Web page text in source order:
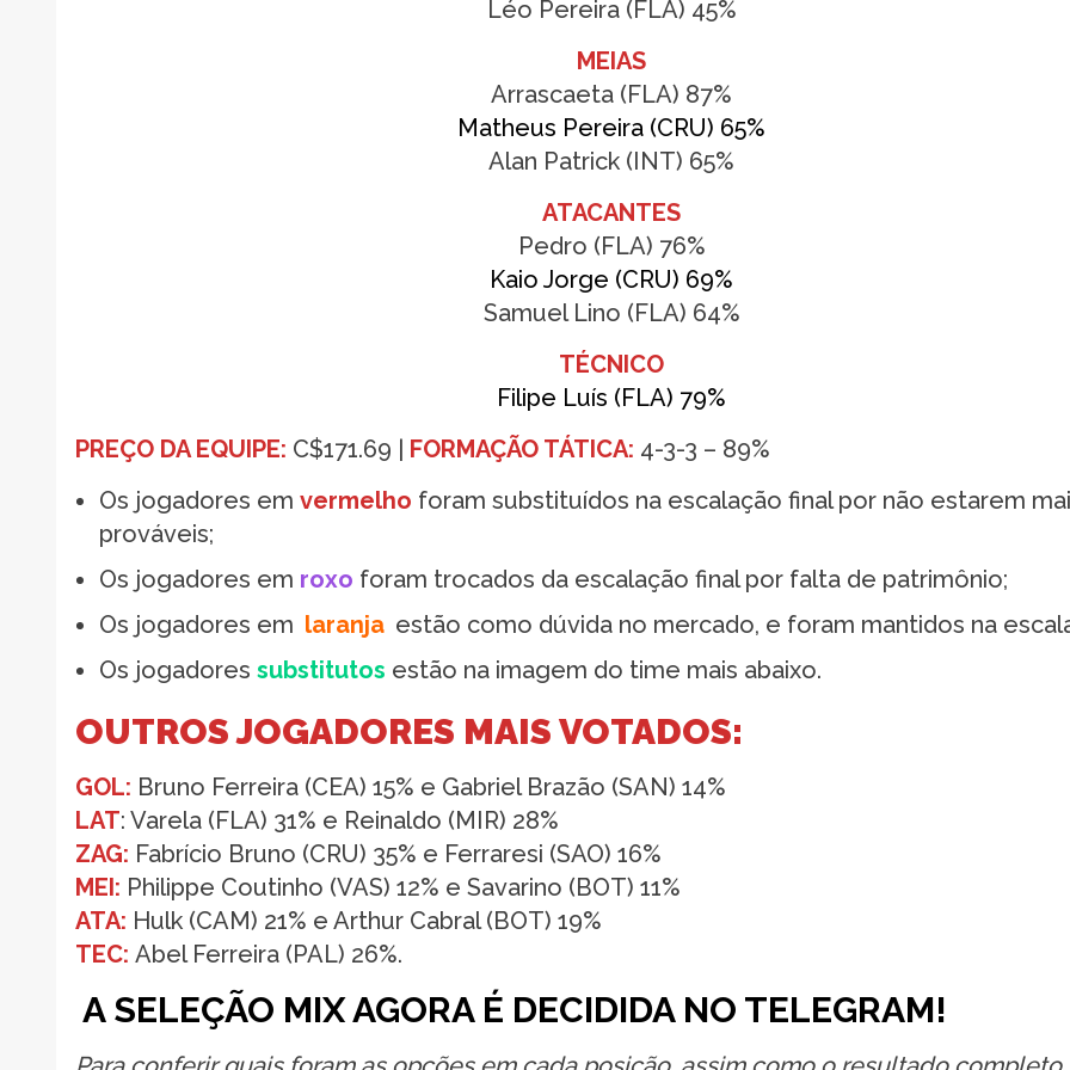
Léo Pereira (FLA) 45%
MEIAS
Arrascaeta (FLA) 87%
Matheus Pereira (CRU) 65%
Alan Patrick (INT) 65%
ATACANTES
Pedro (FLA) 76%
Kaio Jorge (CRU) 69%
Samuel Lino (FLA) 64%
TÉCNICO
Filipe Luís (FLA) 79%
PREÇO DA EQUIPE: C$171.69 | FORMAÇÃO TÁTICA: 4-3-3 – 89%
Os jogadores em vermelho foram substituídos na escalação final por não estarem
prováveis;
Os jogadores em roxo foram trocados da escalação final por falta de patrimônio;
Os jogadores em laranja estão como dúvida no mercado, e foram mantidos na
Os jogadores substitutos estão na imagem do time mais abaixo.
OUTROS JOGADORES MAIS VOTADOS:
GOL: Bruno Ferreira (CEA) 15% e Gabriel Brazão (SAN) 14%
LAT: Varela (FLA) 31% e Reinaldo (MIR) 28%
ZAG: Fabrício Bruno (CRU) 35% e Ferraresi (SAO) 16%
MEI: Philippe Coutinho (VAS) 12% e Savarino (BOT) 11%
ATA: Hulk (CAM) 21% e Arthur Cabral (BOT) 19%
TEC: Abel Ferreira (PAL) 26%.
A SELEÇÃO MIX AGORA É DECIDIDA NO TELEGRAM!